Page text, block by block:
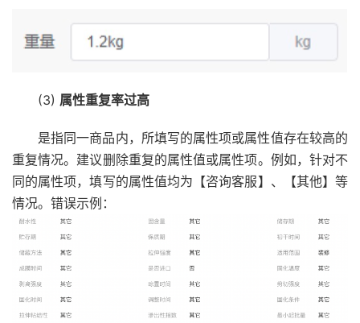
(3) 属性重复率过高
是指同一商品内，所填写的属性项或属性值存在较高的
重复情况。建议删除重复的属性值或属性项。例如，针对不
同的属性项，填写的属性值均为【咨询客服】、【其他】等
情况。错误示例：